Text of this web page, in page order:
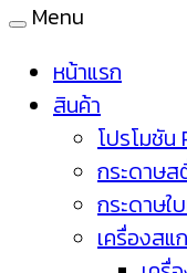
Menu
หน้าแรก
สินค้า
โปรโมชั
กระดาษส
กระดาษใ
เครื่องสแ